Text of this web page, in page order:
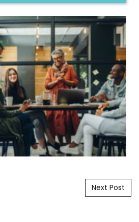
Next Post